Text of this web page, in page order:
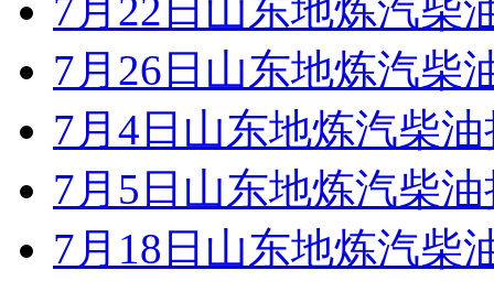
7月22日山东地炼汽柴
7月26日山东地炼汽柴
7月4日山东地炼汽柴
7月5日山东地炼汽柴
7月18日山东地炼汽柴